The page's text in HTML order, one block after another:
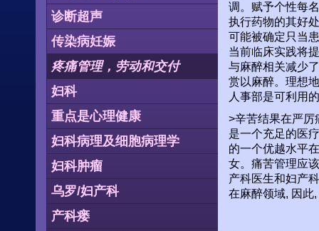
诊断超声
传染病妊娠
疼痛管理，劳动和交付
妇科
重点是心理健康
妇科病理及细胞病理学
妇科肿瘤
乌罗/妇产科
产科瘘
调。赋予个性每
执行药物的其好
可能被确定只当
当前临床实践将
与麻醉相关减少
赏以麻醉。理想
人事部是可利用
>辛苦结果在严厉
是一个充足的医
的一个优越水平
女。痛苦管理应
产科医生和妇产
在麻醉领域, 因此